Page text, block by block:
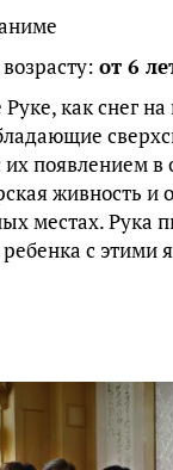
от 6
как снег
появлением в
живность и
местах. Рука
с этими